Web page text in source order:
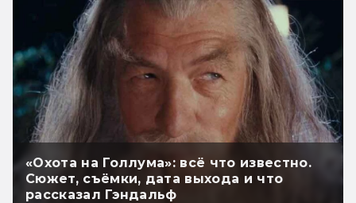
«Охота на Голлума»: всё что известно.
Сюжет, съёмки, дата выхода и что
рассказал Гэндальф